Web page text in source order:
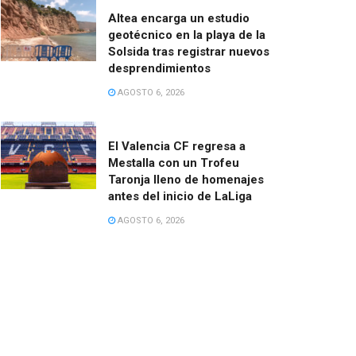
Altea encarga un estudio
geotécnico en la playa de la
Solsida tras registrar nuevos
desprendimientos
AGOSTO 6, 2026
El Valencia CF regresa a
Mestalla con un Trofeu
Taronja lleno de homenajes
antes del inicio de LaLiga
AGOSTO 6, 2026